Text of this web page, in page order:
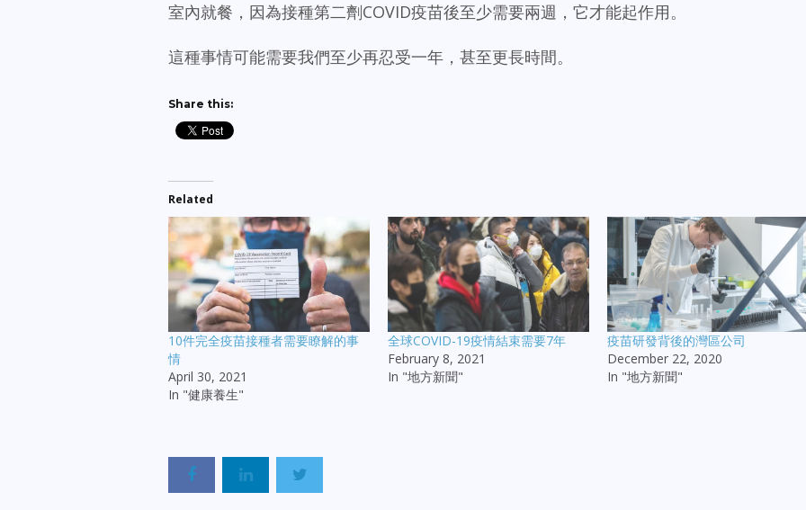
室內就餐，因為接種第二劑COVID疫苗後至少需要兩週，它才能起作用。
這種事情可能需要我們至少再忍受一年，甚至更長時間。
Share this:
Related
10件完全疫苗接種者需要瞭解的事
情
April 30, 2021
In "健康養生"
全球COVID-19疫情結束需要7年
February 8, 2021
In "地方新聞"
疫苗研發背後的灣區公司
December 22, 2020
In "地方新聞"